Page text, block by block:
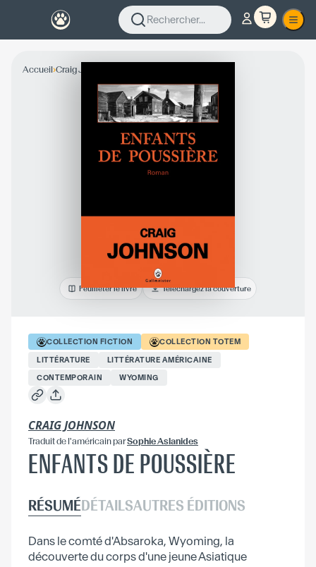
Rechercher...
Accueil›Craig Johnson
Feuilleter le livre Téléchargez la couverture
COLLECTION FICTION COLLECTION TOTEM
LITTÉRATURE
LITTÉRATURE AMÉRICAINE
CONTEMPORAIN
WYOMING
CRAIG JOHNSON
Traduitde l'américainparSophie Aslanides
ENFANTS DE POUSSIÈRE
RÉSUMÉDÉTAILSAUTRES ÉDITIONS
Dans le comté d'Absaroka, Wyoming, la
découverte du corps d'une jeune Asiatique